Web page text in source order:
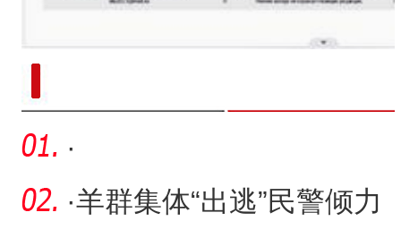
·
·羊群集体“出逃”民警倾力